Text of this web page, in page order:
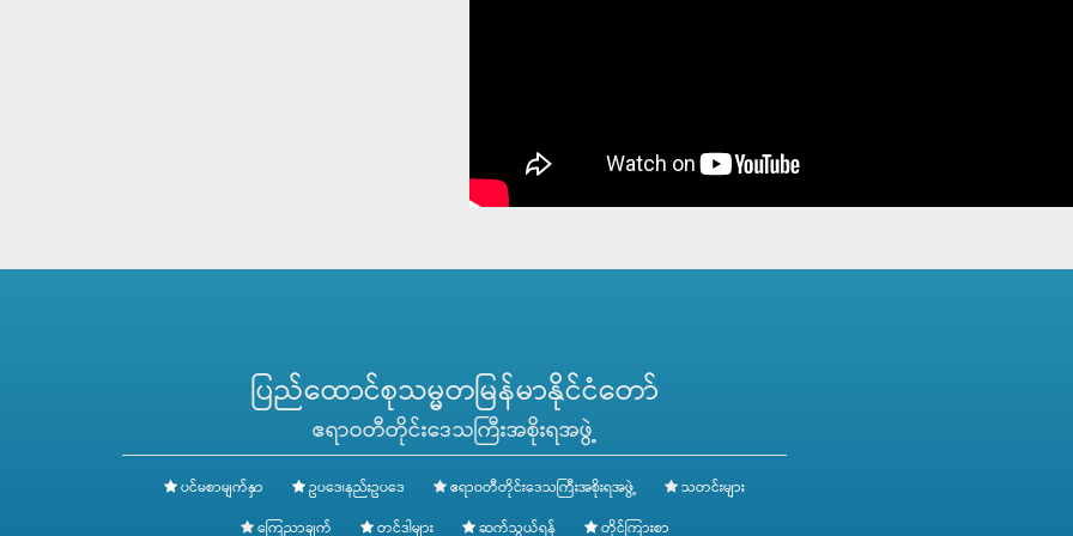
ပြည်ထောင်စုသမ္မတမြန်မာနိုင်ငံတော်
ဧရာဝတီတိုင်းဒေသကြီးအစိုးရအဖွဲ့
ပင်မစာမျက်နှာ ဥပဒေ၊နည်းဥပဒေ ဧရာဝတီတိုင်းဒေသကြီးအစိုးရအဖွဲ့
သတင်းများ
ကြေညာချက်
တင်ဒါများ ဆက်သွယ်ရန် တိုင်ကြားစာ